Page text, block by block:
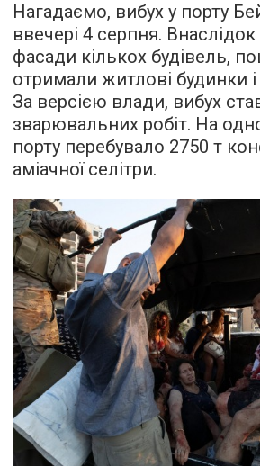
Нагадаємо, вибух у порту
ввечері 4 серпня.
фасади кількох будівель,
отримали житлові будинки і
За версією влади, вибух
зварювальних робіт. На
порту перебувало 2750 т
аміачної селітри.